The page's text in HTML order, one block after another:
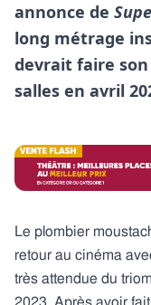
annonce de
long métrage
devrait faire
salles en avril
Le plombier
retour au cinéma
très attendue du